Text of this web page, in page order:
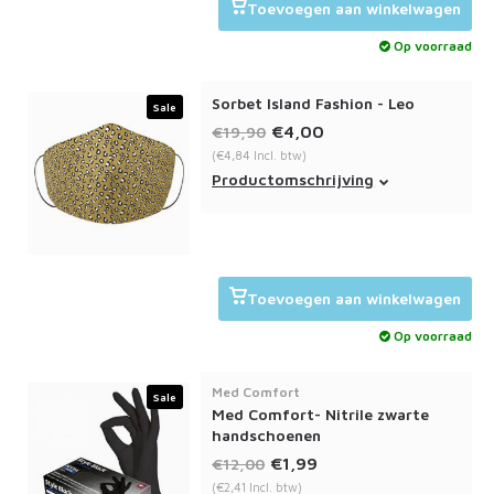
Toevoegen aan winkelwagen
Op voorraad
Sale
Sorbet Island Fashion - Leo
€19,90 €4,00
(€4,84 Incl. btw)
Het Sorbet Island fashion
Productomschrijving
Toevoegen aan winkelwagen
Op voorraad
Sale Med Comfort
Med Comfort- Nitrile zwarte
handschoenen
€12,00 €1,99
(€2,41 Incl. btw)